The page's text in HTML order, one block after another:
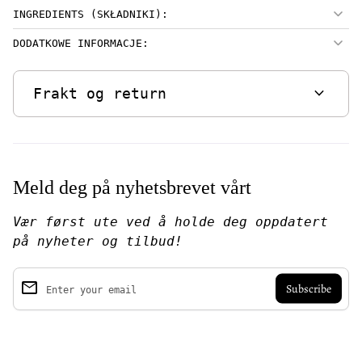
INGREDIENTS (SKŁADNIKI):
DODATKOWE INFORMACJE:
Frakt og return expand_more
Meld deg på nyhetsbrevet vårt
Vær først ute ved å holde deg oppdatert
på nyheter og tilbud!
Enter your email
email